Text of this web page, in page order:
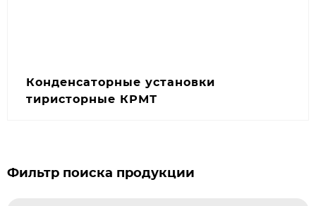
Конденсаторные установки
тиристорные КРМТ
Фильтр поиска продукции